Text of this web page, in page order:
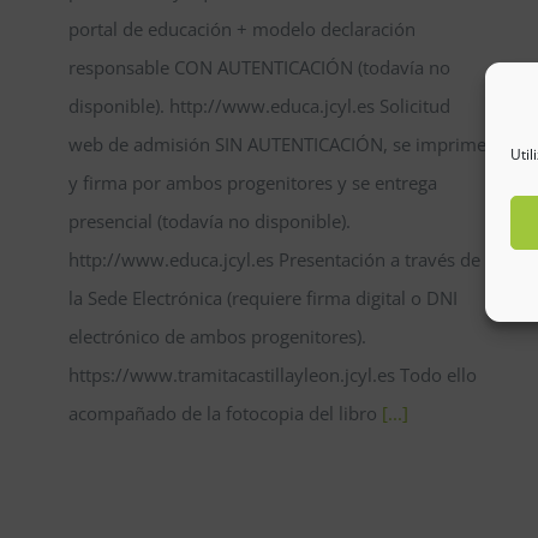
portal de educación + modelo declaración
responsable CON AUTENTICACIÓN (todavía no
disponible). http://www.educa.jcyl.es Solicitud
web de admisión SIN AUTENTICACIÓN, se imprime
y firma por ambos progenitores y se entrega
presencial (todavía no disponible).
http://www.educa.jcyl.es Presentación a través de
la Sede Electrónica (requiere firma digital o DNI
electrónico de ambos progenitores).
https://www.tramitacastillayleon.jcyl.es Todo ello
acompañado de la fotocopia del libro [...]